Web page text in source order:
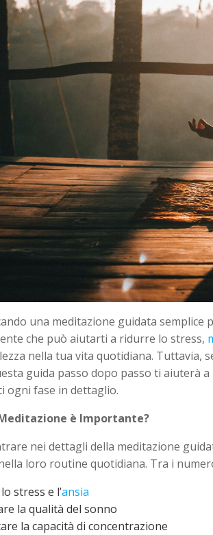
una meditazione guidata
che può aiutarti a ridurre lo stress,
nella tua vita quotidiana. Tuttavia,
guida passo dopo passo ti aiuterà
ogni fase in dettaglio.
è Importante?
nei dettagli della meditazione
loro routine quotidiana. Tra i
stress e l’ansia
la qualità del sonno
la capacità di concentrazione